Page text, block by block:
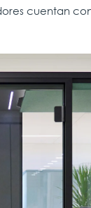
cuentan